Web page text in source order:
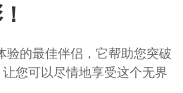
验的最佳伴侣，它帮助您突破
您可以尽情地享受这个无界